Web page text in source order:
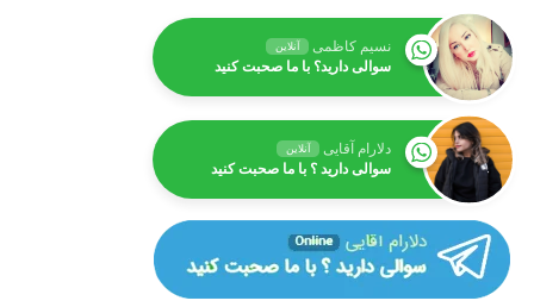
نسیم کاظمی آنلاین
سوالی دارید؟ با ما صحبت کنید
دلارام آقایی آنلاین
سوالی دارید ؟ با ما صحبت کنید